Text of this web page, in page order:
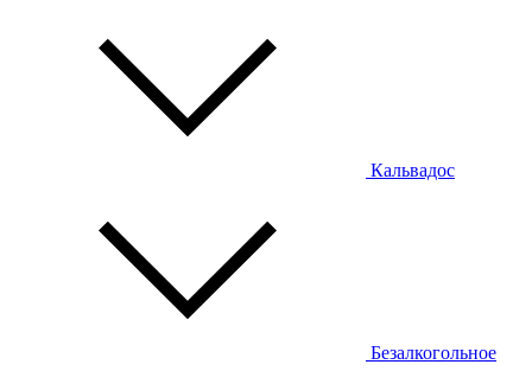
Кальвадос
Безалкогольное